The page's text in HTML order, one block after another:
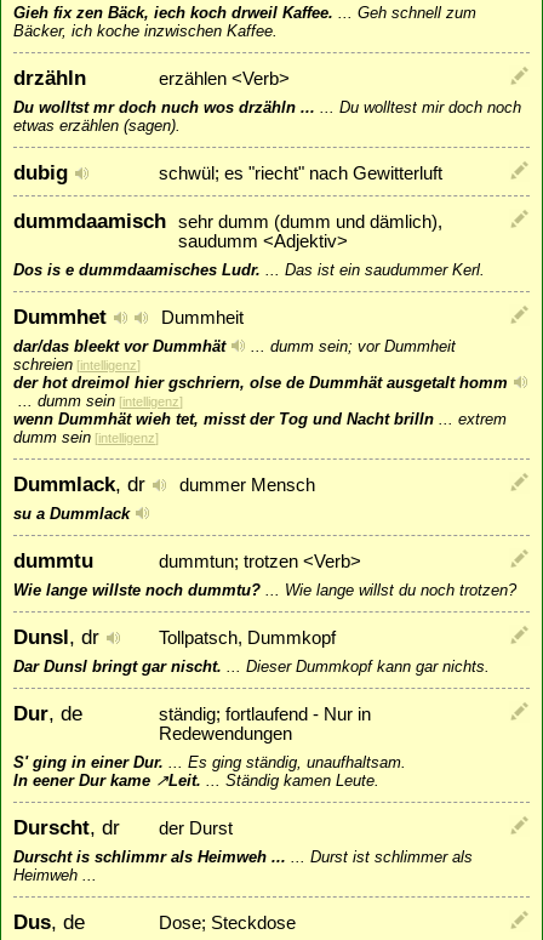
Gieh fix zen Bäck, iech koch drweil Kaffee.
Geh schnell zum
Bäcker, ich koche inzwischen Kaffee.
drzähln erzählen <Verb>
Du wolltst mr doch nuch wos drzähln ...
Du wolltest mir doch noch
etwas erzählen (sagen).
dubig schwül; es "riecht" nach Gewitterluft
dummdaamisch
sehr dumm (dumm und dämlich),
saudumm <Adjektiv>
Dos is e dummdaamisches Ludr. Das ist ein saudummer Kerl.
Dummhet Dummheit
dar/das bleekt vor Dummhät
dumm sein; vor Dummheit
schreien [intelligenz]
der hot dreimol hier gschriern, olse de Dummhät ausgetalt homm
dumm sein [intelligenz]
wenn Dummhät wieh tet, misst der Tog und Nacht brilln
extrem
dumm sein [intelligenz]
Dummlack, dr dummer Mensch
su a Dummlack
dummtu dummtun; trotzen <Verb>
Wie lange willste noch dummtu? Wie lange willst du noch trotzen?
Dunsl, dr Tollpatsch, Dummkopf
Dar Dunsl bringt gar nischt. Dieser Dummkopf kann gar nichts.
Dur, de
ständig; fortlaufend - Nur in
Redewendungen
S' ging in einer Dur.
Es ging ständig, unaufhaltsam.
In eener Dur kame ↗Leit. Ständig kamen Leute.
Durscht, dr der Durst
Durscht is schlimmr als Heimweh ...
Durst ist schlimmer als
Heimweh ...
Dus, de Dose; Steckdose